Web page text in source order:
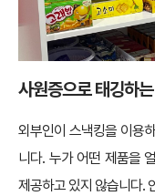
사원증으로 태깅하
외부인이 스낵킹을 이용
니다. 누가 어떤 제품을
제공하고 있지 않습니다.